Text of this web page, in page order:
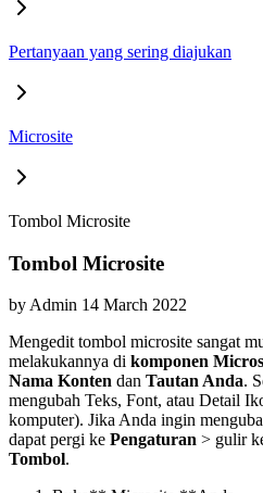
Pertanyaan yang sering diajukan
Microsite
Tombol Microsite
Tombol Microsite
byAdmin 14 March 2022
Mengedit tombol microsite sangat
melakukannya di komponen
Nama Konten dan Tautan Anda.
mengubah Teks, Font, atau Detail
komputer). Jika Anda ingin
dapat pergi ke Pengaturan > gulir
Tombol.